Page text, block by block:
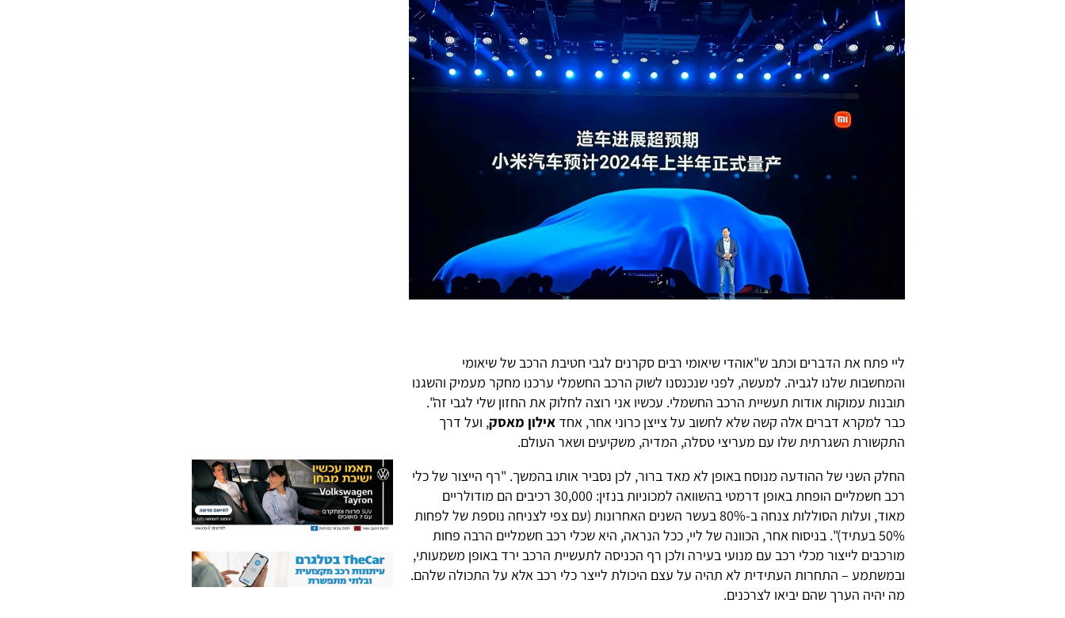
ליי פתח את הדברים וכתב ש"אוהדי שיאומי רבים סקרנים לגבי חטיבת הרכב של שיאומי
והמחשבות שלנו לגביה. למעשה, לפני שנכנסנו לשוק הרכב החשמלי ערכנו מחקר מעמיק והשגנו
תובנות עמוקות אודות תעשיית הרכב החשמלי. עכשיו אני רוצה לחלוק את החזון שלי לגבי זה".
כבר למקרא דברים אלה קשה שלא לחשוב על צייצן כרוני אחר, אחד אילון מאסק, ועל דרך
התקשורת השגרתית שלו עם מעריצי טסלה, המדיה, משקיעים ושאר העולם.
החלק השני של ההודעה מנוסח באופן לא מאד ברור, לכן נסביר אותו בהמשך. "רף הייצור של כלי
רכב חשמליים הופחת באופן דרמטי בהשוואה למכוניות בנזין: 30,000 רכיבים הם מודולריים
מאוד, ועלות הסוללות צנחה ב-80% בעשר השנים האחרונות (עם צפי לצניחה נוספת של לפחות
50% בעתיד)". בניסוח אחר, הכוונה של ליי, ככל הנראה, היא שכלי רכב חשמליים הרבה פחות
מורכבים לייצור מכלי רכב עם מנועי בעירה ולכן רף הכניסה לתעשיית הרכב ירד באופן משמעותי,
ובמשתמע – התחרות העתידית לא תהיה על עצם היכולת לייצר כלי רכב אלא על התכולה שלהם.
מה יהיה הערך שהם יביאו לצרכנים.